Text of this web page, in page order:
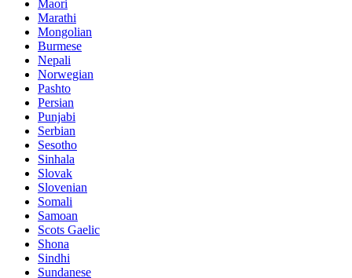
Maori
Marathi
Mongolian
Burmese
Nepali
Norwegian
Pashto
Persian
Punjabi
Serbian
Sesotho
Sinhala
Slovak
Slovenian
Somali
Samoan
Scots Gaelic
Shona
Sindhi
Sundanese